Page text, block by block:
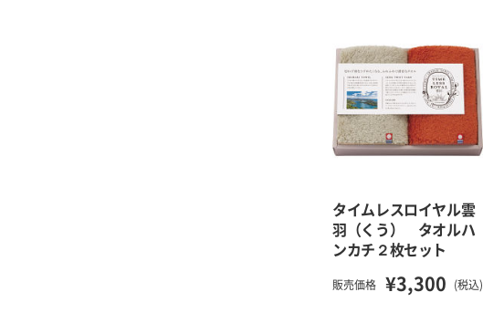
タイムレスロイヤル雲
羽（くう） タオルハ
ンカチ２枚セット
販売価格 ¥3,300 (税込)